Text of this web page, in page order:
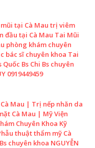
tại Cà Mau trị viêm
đầu tại Cà Mau Tai Mũi
phòng khám chuyên
bác sĩ chuyên khoa Tai
Bs Chi Bs chuyên
0919449459
Mau | Trị nếp nhăn da
Cà Mau | Mỹ Viện
Chuyên Khoa Kỹ
thuật thẩm mỹ Cà
chuyên khoa NGUYỄN